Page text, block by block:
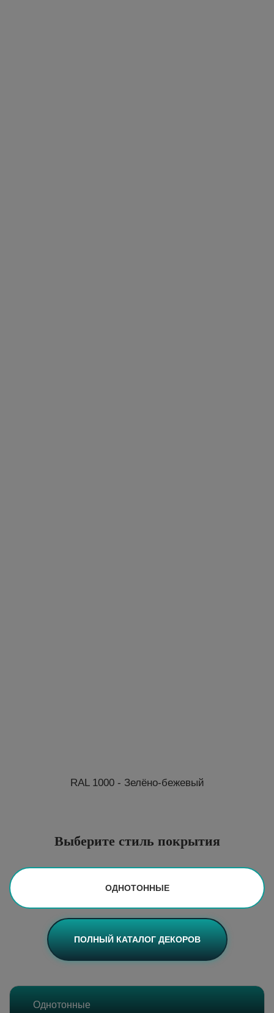
RAL 1000 - Зелёно-бежевый
Выберите стиль покрытия
ПОЛНЫЙ КАТАЛОГ ДЕКОРОВ
Однотонные